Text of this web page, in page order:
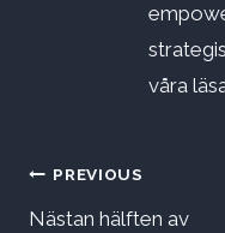
våra
PREVIOUS
Nästan hälften av